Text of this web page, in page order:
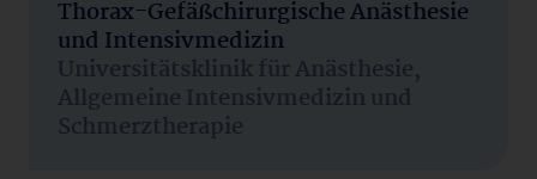
Thorax-Gefäßchirurgische Anästhesie
und Intensivmedizin
Universitätsklinik für Anästhesie,
Allgemeine Intensivmedizin und
Schmerztherapie